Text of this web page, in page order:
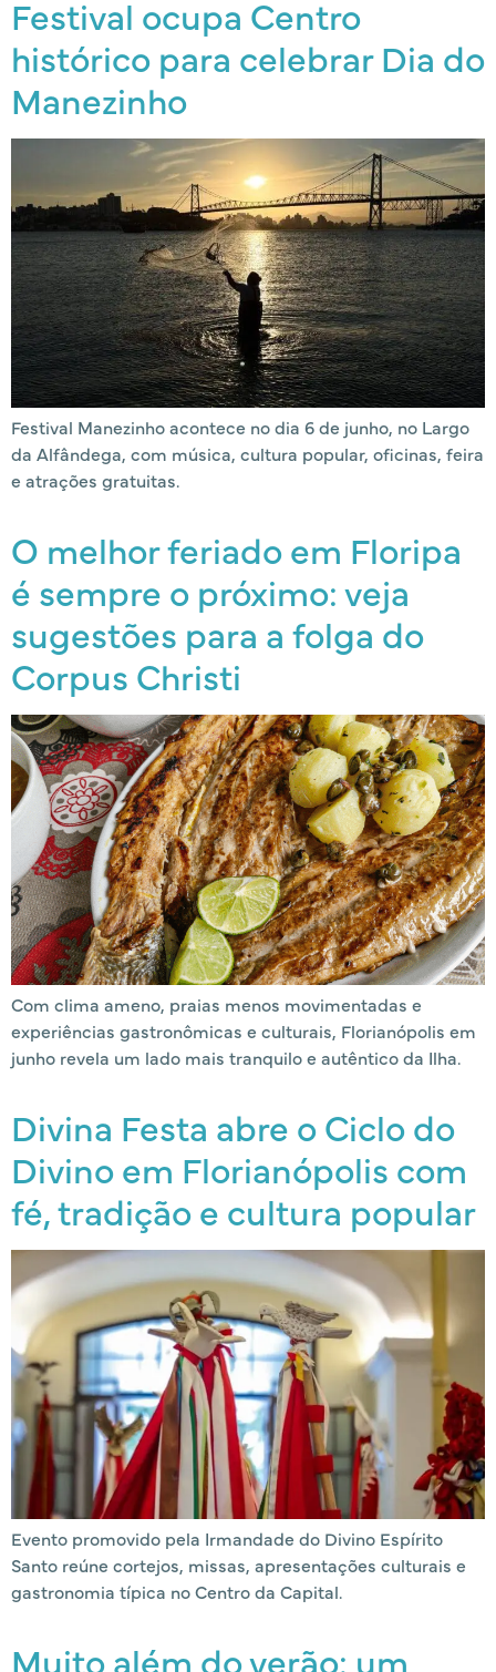
Festival ocupa Centro
histórico para celebrar Dia do
Manezinho
Festival Manezinho acontece no dia 6 de junho, no Largo
da Alfândega, com música, cultura popular, oficinas, feira
e atrações gratuitas.
O melhor feriado em Floripa
é sempre o próximo: veja
sugestões para a folga do
Corpus Christi
Com clima ameno, praias menos movimentadas e
experiências gastronômicas e culturais, Florianópolis em
junho revela um lado mais tranquilo e autêntico da Ilha.
Divina Festa abre o Ciclo do
Divino em Florianópolis com
fé, tradição e cultura popular
Evento promovido pela Irmandade do Divino Espírito
Santo reúne cortejos, missas, apresentações culturais e
gastronomia típica no Centro da Capital.
Muito além do verão: um